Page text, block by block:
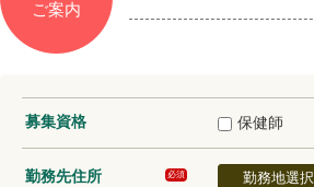
ご案内
募集資格 保健師
勤務先住所 必須 勤務地選択